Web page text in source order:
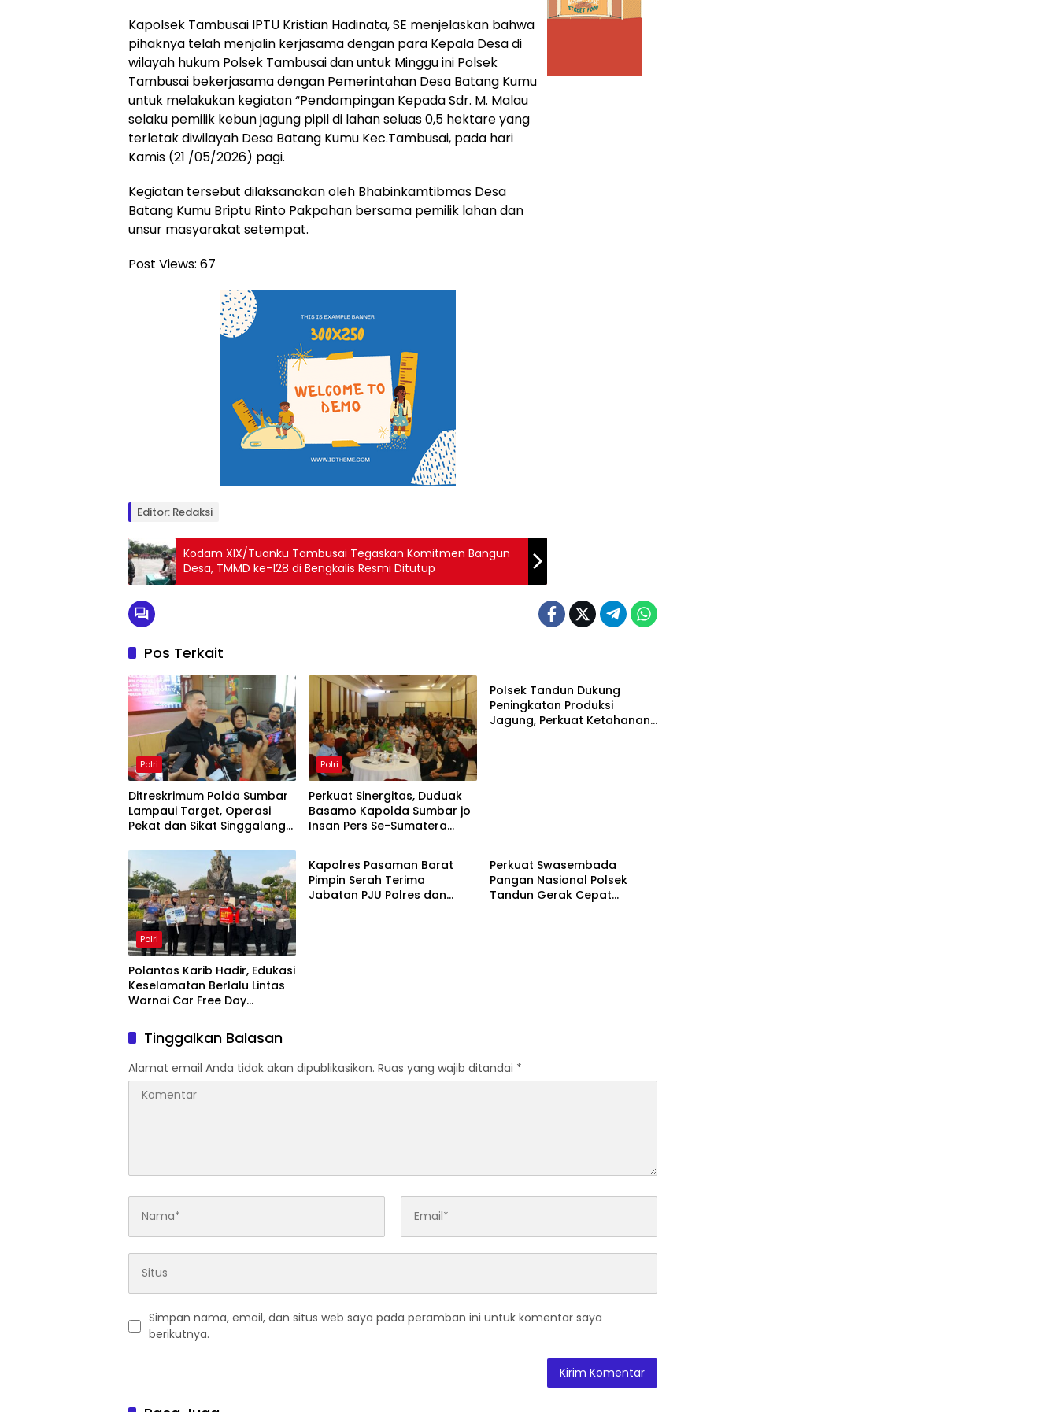
Kapolsek Tambusai IPTU Kristian Hadinata, SE menjelaskan bahwa
pihaknya telah menjalin kerjasama dengan para Kepala Desa di
wilayah hukum Polsek Tambusai dan untuk Minggu ini Polsek
Tambusai bekerjasama dengan Pemerintahan Desa Batang Kumu
untuk melakukan kegiatan “Pendampingan Kepada Sdr. M. Malau
selaku pemilik kebun jagung pipil di lahan seluas 0,5 hektare yang
terletak diwilayah Desa Batang Kumu Kec.Tambusai, pada hari
Kamis (21 /05/2026) pagi.
Kegiatan tersebut dilaksanakan oleh Bhabinkamtibmas Desa
Batang Kumu Briptu Rinto Pakpahan bersama pemilik lahan dan
unsur masyarakat setempat.
Post Views: 67
Editor: Redaksi
Kodam XIX/Tuanku Tambusai Tegaskan Komitmen Bangun
Desa, TMMD ke-128 di Bengkalis Resmi Ditutup
Pos Terkait
Polri
Ditreskrimum Polda Sumbar
Lampaui Target, Operasi
Pekat dan Sikat Singgalang
Polri
Perkuat Sinergitas, Duduak
Basamo Kapolda Sumbar jo
Insan Pers Se-Sumatera
Polsek Tandun Dukung
Peningkatan Produksi
Jagung, Perkuat Ketahanan
Polri
Polantas Karib Hadir, Edukasi
Keselamatan Berlalu Lintas
Warnai Car Free Day
Polri
Kapolres Pasaman Barat
Pimpin Serah Terima
Jabatan PJU Polres dan
Perkuat Swasembada
Pangan Nasional Polsek
Tandun Gerak Cepat
Tinggalkan Balasan
Alamat email Anda tidak akan dipublikasikan. Ruas yang wajib ditandai *
Simpan nama, email, dan situs web saya pada peramban ini untuk komentar saya
berikutnya.